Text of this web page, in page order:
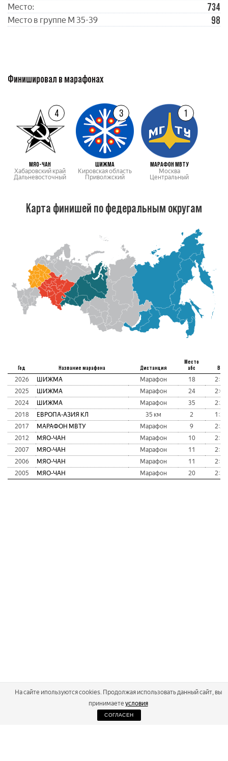
Место: 734
Место в группе М 35-39 98
Финишировал в марафонах
4
МЯО-ЧАН
Хабаровский край
Дальневосточный
3
ШИЖМА
Кировская область
Приволжский
1
МАРАФОН МВТУ
Москва
Центральный
Карта финишей по федеральным округам
Год Название марафона Дистанция
Место
абс
2026 ШИЖМА Марафон 18
2025
ШИЖМА Марафон 24
2024
ШИЖМА Марафон 35
2018
ЕВРОПА-АЗИЯ КЛ 35 км 2
2017
МАРАФОН МВТУ Марафон 9
2012
МЯО-ЧАН Марафон 10
2007
МЯО-ЧАН Марафон 11
2006
МЯО-ЧАН Марафон 11
2005
МЯО-ЧАН Марафон 20
На сайте ипользуются cookies. Продолжая использовать данный сайт, вы
принимаете условия
СОГЛАСЕН